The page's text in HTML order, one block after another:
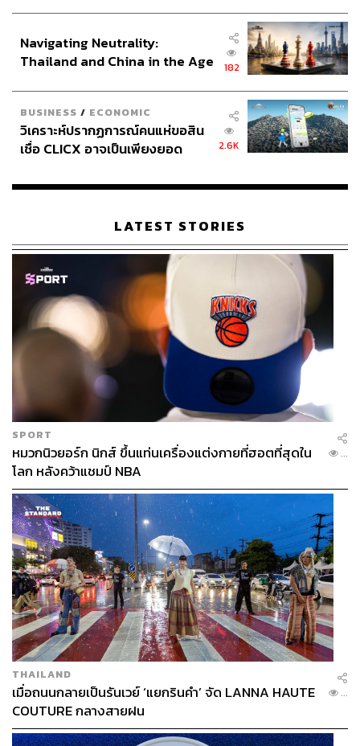
Navigating Neutrality:
Thailand and China in the Age
182
BUSINESS / ECONOMIC
วิเคราะห์ปรากฏการณ์คนแห่ขอสิน
เชื่อ CLICX อาจเป็นเพียงยอด
เรือนไทยที่ถูกซุกไว้
2.6K
LATEST STORIES
SPORT
หมวกนิวยอร์ก นิกส์ ขึ้นแท่นเครื่องแต่งกายที่ฮอตที่สุดใน
โลก หลังคว้าแชมป์ NBA
...
THAILAND
เมื่อถนนกลายเป็นรันเวย์ ‘แยกรินคำ’ จัด LANNA HAUTE
COUTURE กลางสายฝน
...